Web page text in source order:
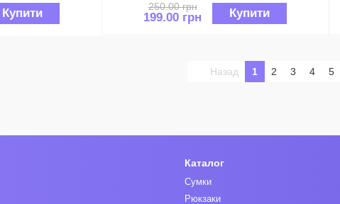
Купити 250.00 грн
199.00 грн Купити
Назад 1 2 3 4 5
Каталог
Сумки
Рюкзаки